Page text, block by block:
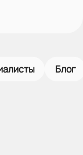
Блог